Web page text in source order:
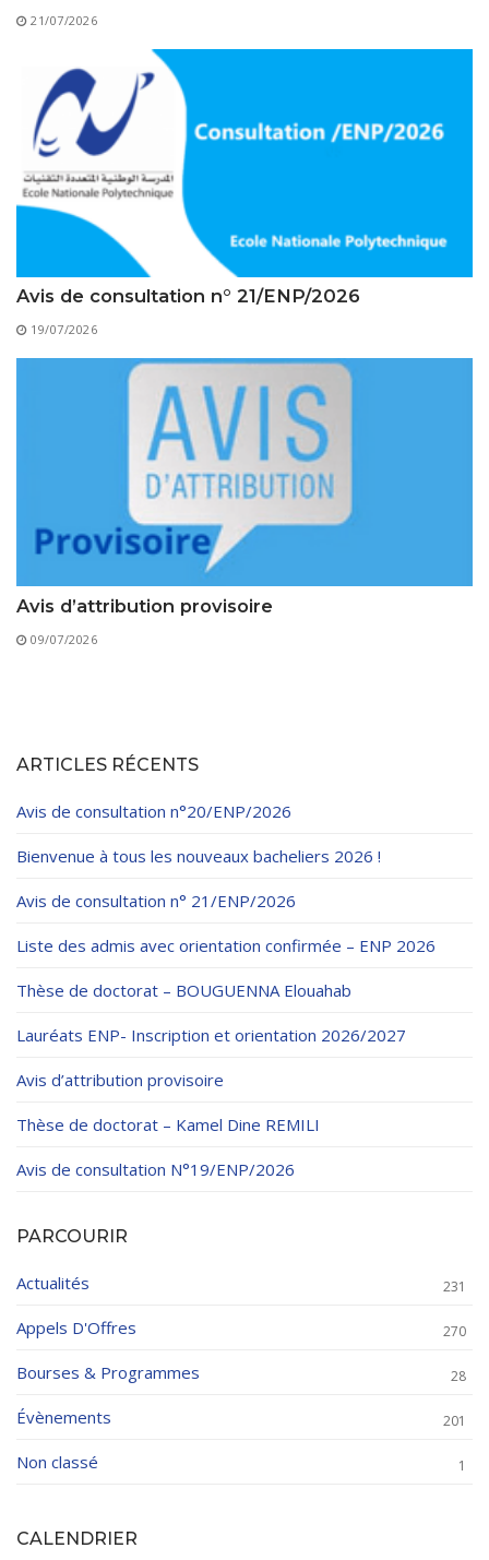
Programmes Pédagogiques
Formations assurées
Stages
Imprimés des œuvres Sociales
Imprimes de post graduation
Charte de Déontologie et D’éthique Universitaires
21/07/2026
Avis de consultation n° 21/ENP/2026
19/07/2026
Avis d’attribution provisoire
09/07/2026
ARTICLES RÉCENTS
Avis de consultation n°20/ENP/2026
Bienvenue à tous les nouveaux bacheliers 2026 !
Avis de consultation n° 21/ENP/2026
Liste des admis avec orientation confirmée – ENP 2026
Thèse de doctorat – BOUGUENNA Elouahab
Lauréats ENP- Inscription et orientation 2026/2027
Avis d’attribution provisoire
Thèse de doctorat – Kamel Dine REMILI
Avis de consultation N°19/ENP/2026
PARCOURIR
Actualités 231
Appels D'Offres 270
Bourses & Programmes 28
Évènements 201
Non classé 1
CALENDRIER